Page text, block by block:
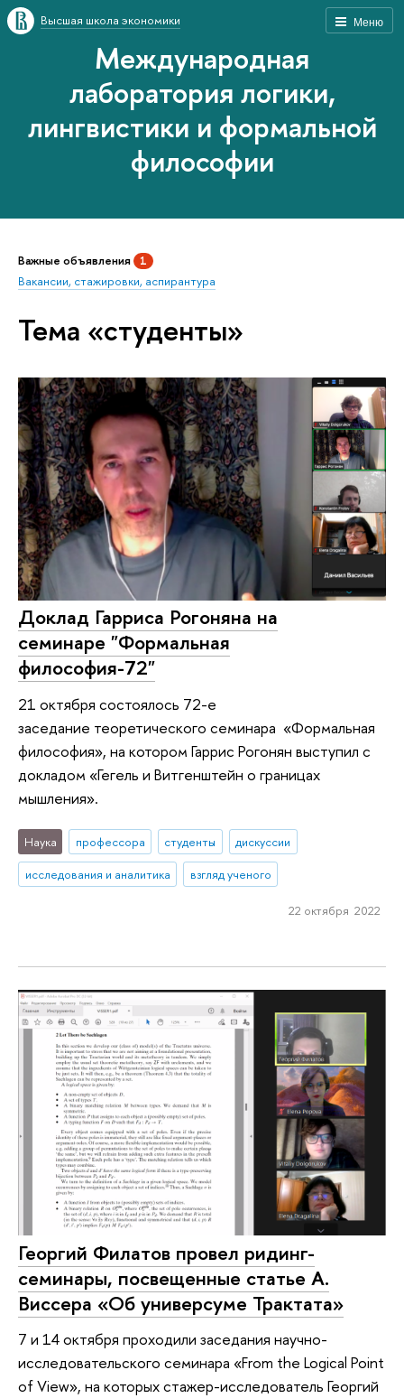
Меню
Высшая школа экономики
Международная
лаборатория логики,
лингвистики и формальной
философии
Важные объявления 1
Вакансии, стажировки, аспирантура
Тема «студенты»
Доклад Гарриса Рогоняна на
семинаре "Формальная
философия-72"
21 октября состоялось 72-е
заседание теоретического семинара «Формальная
философия», на котором Гаррис Рогонян выступил с
докладом «Гегель и Витгенштейн о границах
мышления».
Наука профессора студенты
дискуссии
исследования и аналитика
взгляд ученого
22 октября 2022
Георгий Филатов провел ридинг-
семинары, посвещенные статье А.
Виссера «Об универсуме Трактата»
7 и 14 октября проходили заседания научно-
исследовательского семинара «From the Logical Point
of View», на которых стажер-исследователь Георгий